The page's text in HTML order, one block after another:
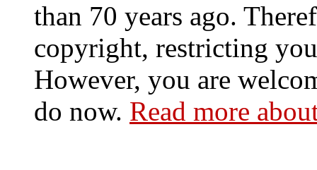
than 70 years ago.
copyright, restricting
However, you are
do now. Read more